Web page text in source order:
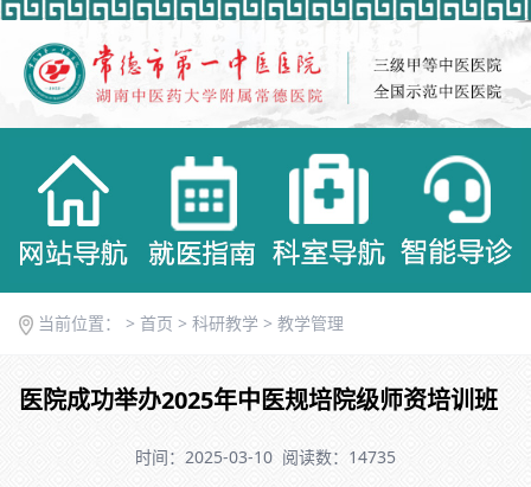
当前位置： > 首页 > 科研教学 > 教学管理
医院成功举办2025年中医规培院级师资培训班
时间：2025-03-10 阅读数：14735